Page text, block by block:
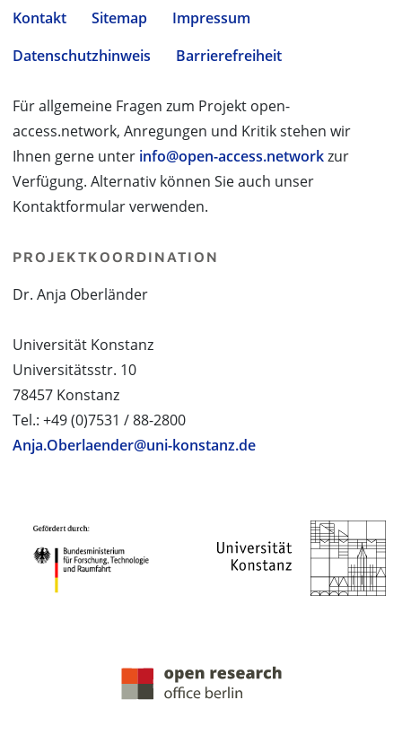
Kontakt Sitemap
Impressum
Datenschutzhinweis
Barrierefreiheit
Für allgemeine Fragen zum Projekt open-
access.network, Anregungen und Kritik stehen wir
Ihnen gerne unter info@open-access.networkzur
Verfügung. Alternativ können Sie auch unser
Kontaktformular verwenden.
PROJEKTKOORDINATION
Dr. Anja Oberländer
Universität Konstanz
Universitätsstr. 10
78457 Konstanz
Tel.: +49 (0)7531 / 88-2800
Anja.Oberlaender@uni-konstanz.de